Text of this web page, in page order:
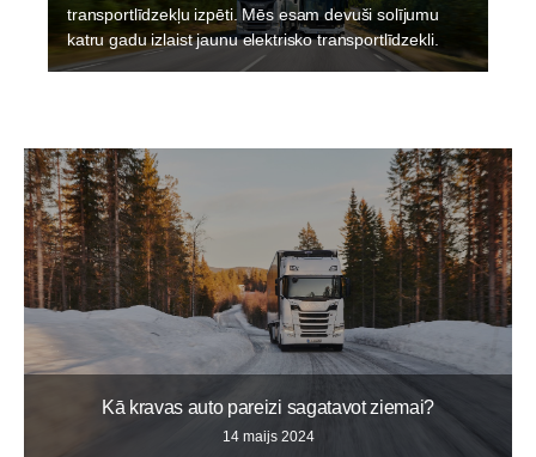
transportlīdzekļu izpēti. Mēs esam devuši solījumu
katru gadu izlaist jaunu elektrisko transportlīdzekli.
Kā kravas auto pareizi sagatavot ziemai?
14 maijs 2024